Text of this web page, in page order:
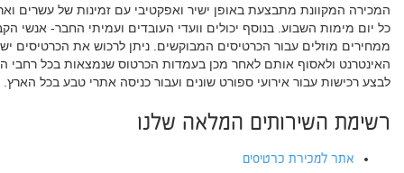
המכירה המקוונת מתבצעת באופן ישיר ואפקטיבי עם זמינות של עשרים
כל יום מימות השבוע. בנוסף יכולים וועדי העובדים ועמיתי החבר- אנשי
ממחירים מוזלים עבור הכרטיסים המבוקשים. ניתן לרכוש את הכרטיסים
האינטרנט ולאסוף אותם לאחר מכן בעמדות הכרטוס שנמצאות בכל רחבי
לבצע רכישות עבור אירועי ספורט שונים ועבור כניסה אתרי טבע בכל הארץ.
רשימת השירותים המלאה שלנו
אתר למכירת כרטיסים